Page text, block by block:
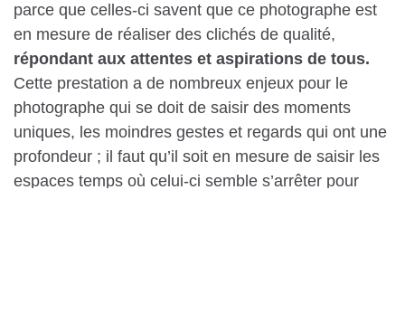
parce que celles-ci savent que ce photographe est
en mesure de réaliser des clichés de qualité,
répondant aux attentes et aspirations de tous.
Cette prestation a de nombreux enjeux pour le
photographe qui se doit de saisir des moments
uniques, les moindres gestes et regards qui ont une
profondeur ; il faut qu’il soit en mesure de saisir les
espaces temps où celui-ci semble s’arrêter pour